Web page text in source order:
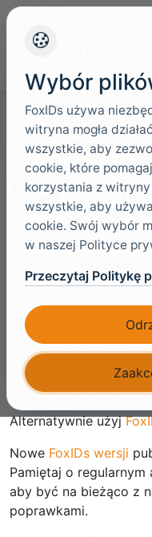
Szukaj w dokumentacji
Wdrożenie
FoxIDs obsługuje
chmurze
Wdrażaj przy
— głównie na
Serwer
Wdróż wKontener
Alternatywnie użyj
Nowe FoxIDs wersji
Pamiętaj o
aby być na bieżąco z
poprawkami.
Wybór
FoxIDs używa
witryna mogła
wszystkie, aby
cookie, które
korzystania z
wszystkie, aby
cookie. Swój wybór
w naszej Polityce
Przeczytaj Politykę